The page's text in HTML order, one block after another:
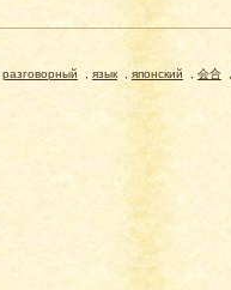
разговорный , язык , японский , 会合 ,